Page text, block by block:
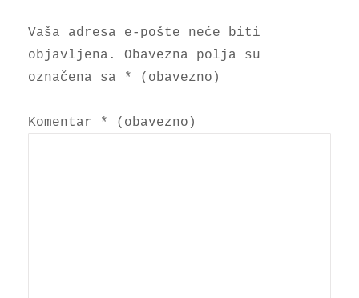
Vaša adresa e-pošte neće biti
objavljena.
Obavezna polja su
označena sa
* (obavezno)
Komentar * (obavezno)